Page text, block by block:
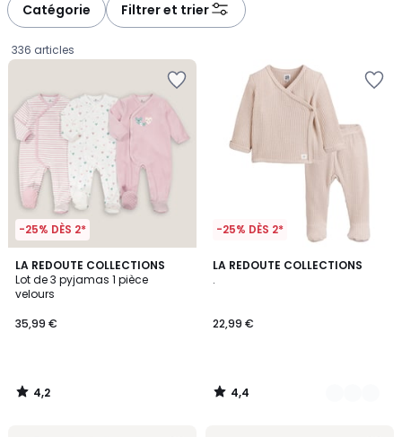
Catégorie Filtrer et trier
336 articles
-25% DÈS 2*
LA REDOUTE COLLECTIONS
Lot de 3 pyjamas 1 pièce
velours
€.
35,99 €
4,2
/ 5
4,2
/
-25% DÈS 2*
LA REDOUTE COLLECTIONS
.
22,99 €
4,4
2
Couleurs
4,4
/